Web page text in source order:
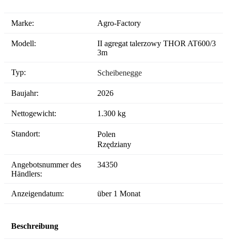
Marke: Agro-Factory
Modell:
II agregat talerzowy THOR AT600/3
3m
Typ: Scheibenegge
Baujahr: 2026
Nettogewicht: 1.300 kg
Standort:
Polen
Rzędziany
Angebotsnummer des
Händlers:
34350
Anzeigendatum: über 1 Monat
Beschreibung